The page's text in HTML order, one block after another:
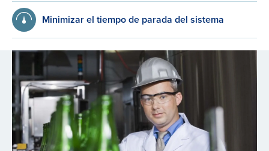
Minimizar el tiempo de parada del sistema